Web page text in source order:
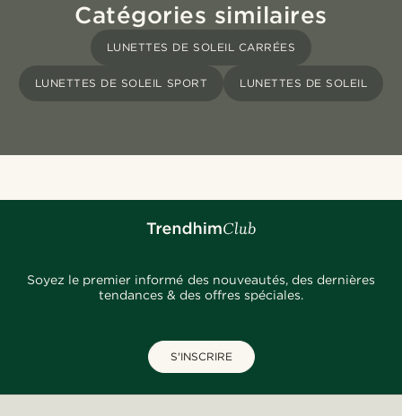
Catégories similaires
LUNETTES DE SOLEIL CARRÉES
LUNETTES DE SOLEIL SPORT LUNETTES DE SOLEIL
Soyez le premier informé des nouveautés, des dernières
tendances & des offres spéciales.
S'INSCRIRE